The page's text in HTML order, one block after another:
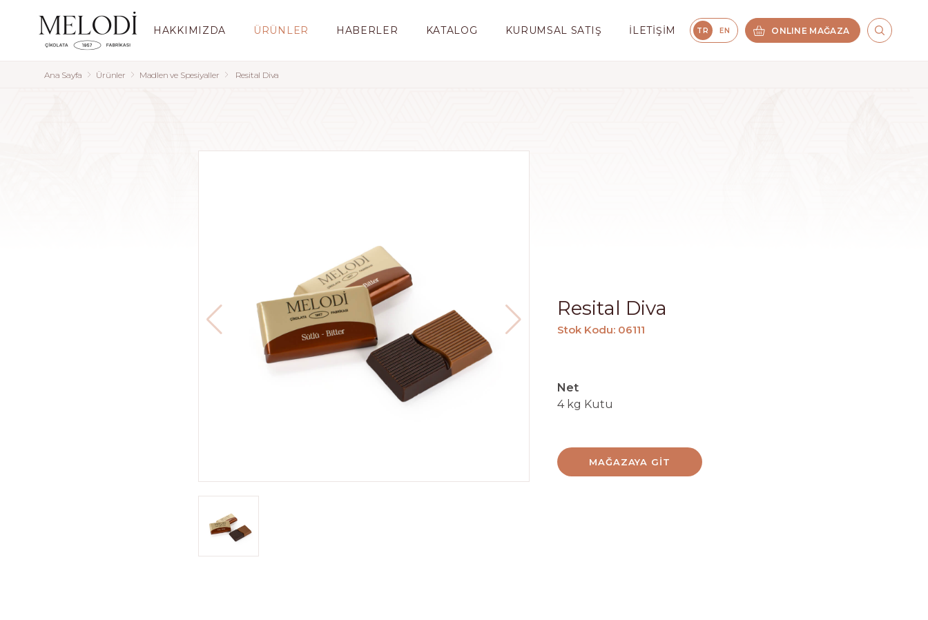
HAKKIMIZDA ÜRÜNLER HABERLER KATALOG KURUMSAL SATIŞ İLETIŞIM TR EN ONLINE MAĞAZA
Ana Sayfa Ürünler Madlen ve Spesiyaller Resital Diva
Resital Diva
Stok Kodu: 06111
Net
4 kg Kutu
MAĞAZAYA GIT